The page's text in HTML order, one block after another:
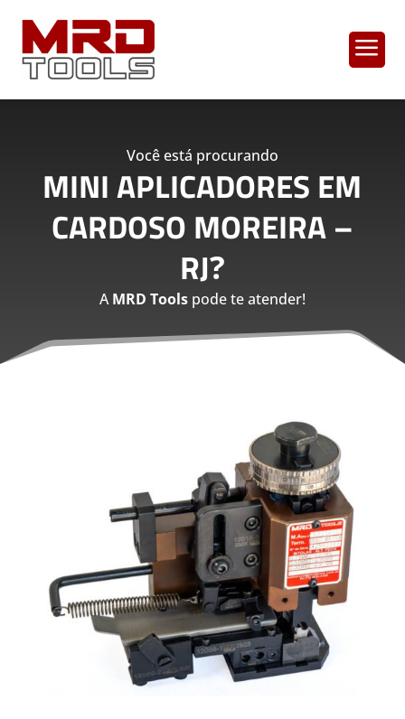
a
Você está procurando
MINI APLICADORES EM
CARDOSO MOREIRA –
RJ?
AMRD Toolspode te atender!